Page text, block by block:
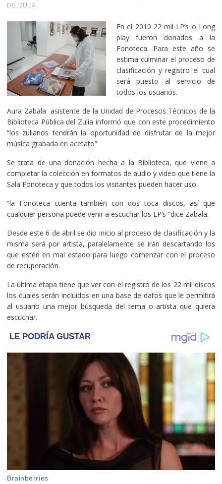
DEL ZULIA
En el 2010 22 mil LP’s o Long
play fueron donados a la
Fonoteca. Para este año se
estima culminar el proceso de
clasificación y registro el cual
será puesto al servicio de
todos los usuarios.
Aura Zabala asistente de la Unidad de Procesos Técnicos de la
Biblioteca Pública del Zulia informó que con este procedimiento
“los zulianos tendrán la oportunidad de disfrutar de la mejor
música grabada en acetato”
Se trata de una donación hecha a la Biblioteca, que viene a
completar la colección en formatos de audio y video que tiene la
Sala Fonoteca y que todos los visitantes pueden hacer uso.
“la Fonoteca cuenta también con dos toca discos, así que
cualquier persona puede venir a escuchar los LP’s “dice Zabala.
Desde este 6 de abril se dio inicio al proceso de clasificación y la
misma será por artista, paralelamente se irán descartando los
que estén en mal estado para luego comenzar con el proceso
de recuperación.
La última etapa tiene que ver con el registro de los 22 mil discos
los cuales serán incluidos en una base de datos que le permitirá
al usuario una mejor búsqueda del tema o artista que quiera
escuchar.